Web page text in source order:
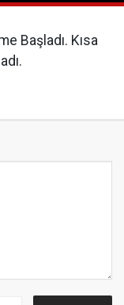
Başladı. Kısa